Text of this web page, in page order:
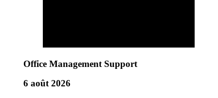
Office Management Support
6 août 2026